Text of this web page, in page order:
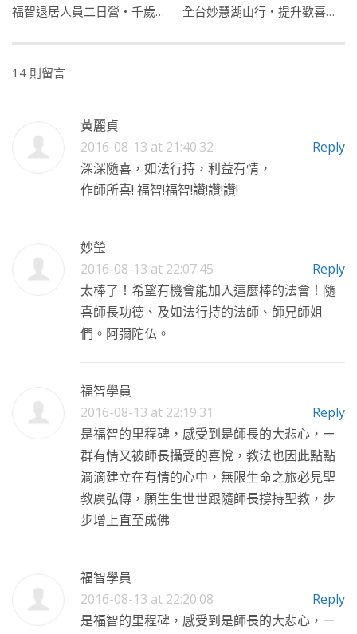
福智退居人員二日營・千歲風華・退而不休 全台妙慧湖山行・提升歡喜學習力
14 則留言
黃麗貞
2016-08-13 at 21:40:32
Reply
深深隨喜，如法行持，利益有情，
作師所喜! 福智!福智!讚!讚!讚!
妙瑩
2016-08-13 at 22:07:45
Reply
太棒了！希望有機會能加入這麼棒的法會！隨
喜師長功德、及如法行持的法師、師兄師姐
們。阿彌陀仏。
福智學員
2016-08-13 at 22:19:31
Reply
是福智的里程碑，感受到是師長的大悲心，ㄧ
群有情又被師長攝受的喜悅，教法也因此點點
滴滴建立在有情的心中，無限生命之旅必見聖
教廣弘傳，願生生世世跟隨師長撐持聖教，步
步增上直至成佛
福智學員
2016-08-13 at 22:20:08
Reply
是福智的里程碑，感受到是師長的大悲心，ㄧ